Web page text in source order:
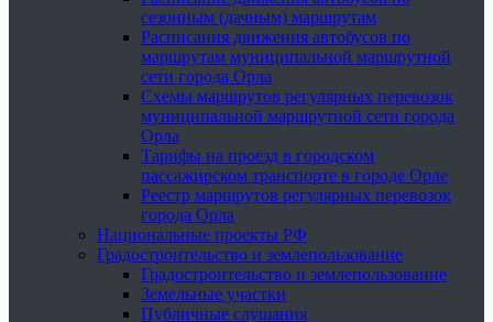
сезонным (дачным) маршрутам
Расписания движения автобусов по
маршрутам муниципальной маршрутной
сети города Орла
Схемы маршрутов регулярных перевозок
муниципальной маршрутной сети города
Орла
Тарифы на проезд в городском
пассажирском транспорте в городе Орле
Реестр маршрутов регулярных перевозок
города Орла
Национальные проекты РФ
Градостроительство и землепользование
Градостроительство и землепользование
Земельные участки
Публичные слушания